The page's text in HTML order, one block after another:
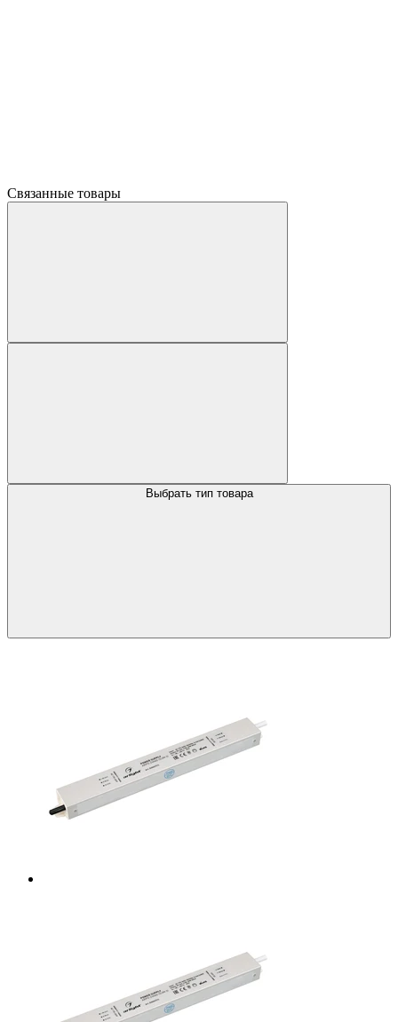
Связанные товары
Выбрать тип товара